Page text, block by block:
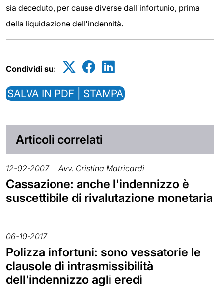
sia deceduto, per cause diverse dall'infortunio, prima
della liquidazione dell'indennità.
Condividi su:
SALVA IN PDF | STAMPA
Articoli correlati
12-02-2007 Avv. Cristina Matricardi
Cassazione: anche l'indennizzo è
suscettibile di rivalutazione monetaria
06-10-2017
Polizza infortuni: sono vessatorie le
clausole di intrasmissibilità
dell'indennizzo agli eredi